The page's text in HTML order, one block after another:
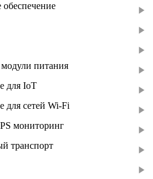
питания
для IoT
для сетей Wi-Fi
мониторинг
транспорт